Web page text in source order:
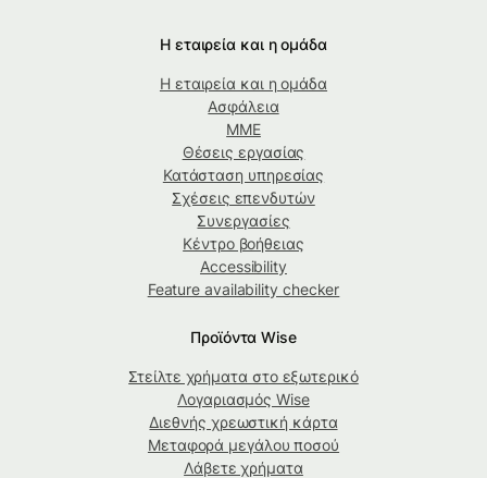
Η εταιρεία και η ομάδα
Η εταιρεία και η ομάδα
Ασφάλεια
ΜΜΕ
Θέσεις εργασίας
Κατάσταση υπηρεσίας
Σχέσεις επενδυτών
Συνεργασίες
Κέντρο βοήθειας
Accessibility
Feature availability checker
Προϊόντα Wise
Στείλτε χρήματα στο εξωτερικό
Λογαριασμός Wise
Διεθνής χρεωστική κάρτα
Μεταφορά μεγάλου ποσού
Λάβετε χρήματα